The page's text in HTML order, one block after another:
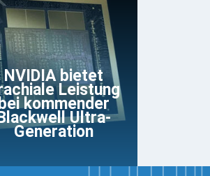
NVIDIA bietet
Leistung
bei kommender
Ultra-
Generation